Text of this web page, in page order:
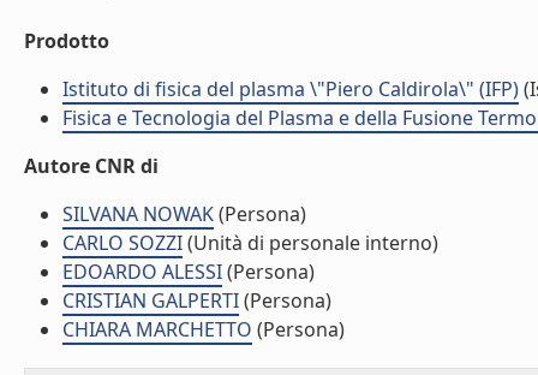
Prodotto
Istituto di fisica del plasma \"Piero Caldirola\" (IFP)
Fisica e Tecnologia del Plasma e della Fusione
Autore CNR di
SILVANA NOWAK(Persona)
CARLO SOZZI(Unità di personale interno)
EDOARDO ALESSI(Persona)
CRISTIAN GALPERTI(Persona)
CHIARA MARCHETTO (Persona)